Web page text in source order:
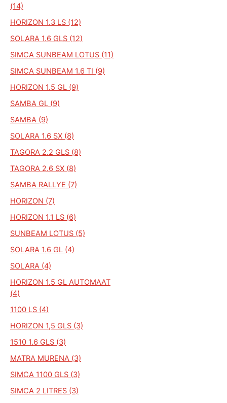
(14)
HORIZON 1.3 LS (12)
SOLARA 1.6 GLS (12)
SIMCA SUNBEAM LOTUS (11)
SIMCA SUNBEAM 1.6 TI (9)
HORIZON 1.5 GL (9)
SAMBA GL (9)
SAMBA (9)
SOLARA 1.6 SX (8)
TAGORA 2.2 GLS (8)
TAGORA 2.6 SX (8)
SAMBA RALLYE (7)
HORIZON (7)
HORIZON 1.1 LS (6)
SUNBEAM LOTUS (5)
SOLARA 1.6 GL (4)
SOLARA (4)
HORIZON 1.5 GL AUTOMAAT
(4)
1100 LS (4)
HORIZON 1,5 GLS (3)
1510 1.6 GLS (3)
MATRA MURENA (3)
SIMCA 1100 GLS (3)
SIMCA 2 LITRES (3)